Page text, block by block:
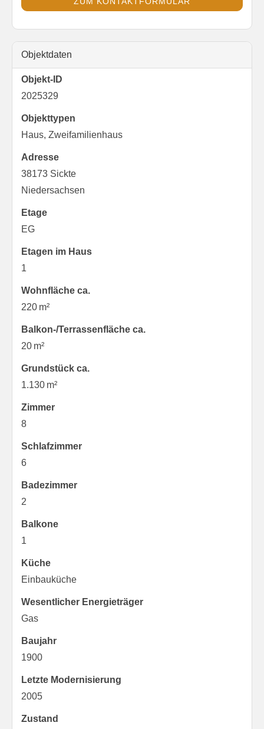
Objektdaten
Objekt-ID
2025329
Objekttypen
Haus, Zweifamilienhaus
Adresse
38173 Sickte
Niedersachsen
Etage
EG
Etagen im Haus
1
Wohnfläche ca.
220 m²
Balkon-/Terrassen­fläche ca.
20 m²
Grund­stück ca.
1.130 m²
Zimmer
8
Schlafzimmer
6
Badezimmer
2
Balkone
1
Küche
Einbauküche
Wesentlicher Energieträger
Gas
Baujahr
1900
Letzte Modernisierung
2005
Zustand